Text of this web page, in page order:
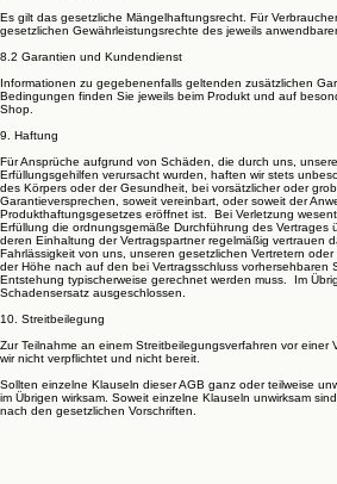
Es gilt das gesetzliche Mängelhaftungsrecht. Für
gesetzlichen Gewährleistungsrechte des jeweils
8.2 Garantien und Kundendienst
Informationen zu gegebenenfalls geltenden zusätzlichen
Bedingungen finden Sie jeweils beim Produkt und auf
Shop.
9. Haftung
Für Ansprüche aufgrund von Schäden, die durch uns,
Erfüllungsgehilfen verursacht wurden, haften wir stets
des Körpers oder der Gesundheit, bei vorsätzlicher oder
Garantieversprechen, soweit vereinbart, oder soweit der
Produkthaftungsgesetzes eröffnet ist. Bei Verletzung
Erfüllung die ordnungsgemäße Durchführung des Vertrages
deren Einhaltung der Vertragspartner regelmäßig vertrauen
Fahrlässigkeit von uns, unseren gesetzlichen Vertretern
der Höhe nach auf den bei Vertragsschluss vorhersehbaren
Entstehung typischerweise gerechnet werden muss. Im
Schadensersatz ausgeschlossen.
10. Streitbeilegung
Zur Teilnahme an einem Streitbeilegungsverfahren vor einer
wir nicht verpflichtet und nicht bereit.
Sollten einzelne Klauseln dieser AGB ganz oder teilweise
im Übrigen wirksam. Soweit einzelne Klauseln unwirksam
nach den gesetzlichen Vorschriften.